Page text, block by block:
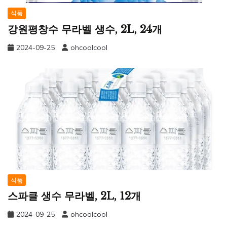
식품
강원평창수 무라벨 생수, 2L, 24개
2024-09-25 ohcoolcool
식품
스파클 생수 무라벨, 2L, 12개
2024-09-25 ohcoolcool